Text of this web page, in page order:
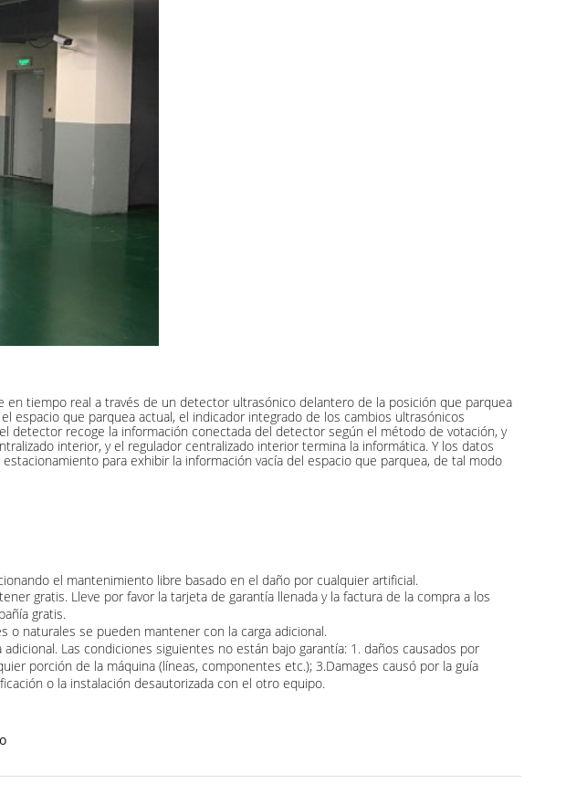
tiempo real a través de un detector ultrasónico delantero de la posición que parquea
espacio que parquea actual, el indicador integrado de los cambios ultrasónicos
recoge la información conectada del detector según el método de votación, y
interior, y el regulador centralizado interior termina la informática. Y los datos
para exhibir la información vacía del espacio que parquea, de tal modo
el mantenimiento libre basado en el daño por cualquier artificial.
gratis. Lleve por favor la tarjeta de garantía llenada y la factura de la compra a los
gratis.
naturales se pueden mantener con la carga adicional.
Las condiciones siguientes no están bajo garantía: 1. daños causados por
porción de la máquina (líneas, componentes etc.); 3.Damages causó por la guía
o la instalación desautorizada con el otro equipo.